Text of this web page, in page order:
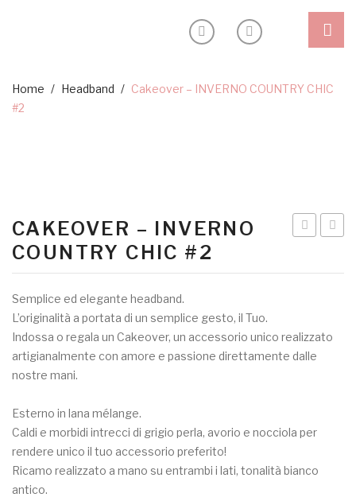
Shop
Blog
Sostenibilità
About
My Account
Home / Headband / Cakeover – INVERNO COUNTRY CHIC
#2
Effetto
#3
CAKEOVER – INVERNO
COUNTRY CHIC #2
Semplice ed elegante headband.
L’originalità a portata di un semplice gesto, il Tuo.
Indossa o regala un Cakeover, un accessorio unico realizzato
artigianalmente con amore e passione direttamente dalle
nostre mani.
Esterno in lana mélange.
Caldi e morbidi intrecci di grigio perla, avorio e nocciola per
rendere unico il tuo accessorio preferito!
Ricamo realizzato a mano su entrambi i lati, tonalità bianco
antico.